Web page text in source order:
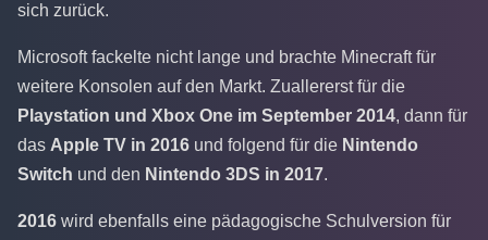
sich zurück.
Microsoft fackelte nicht lange und brachte Minecraft für
weitere Konsolen auf den Markt. Zuallererst für die
Playstation und Xbox One im September 2014, dann für
das Apple TV in 2016 und folgend für die Nintendo
Switch und den Nintendo 3DS in 2017.
2016 wird ebenfalls eine pädagogische Schulversion für